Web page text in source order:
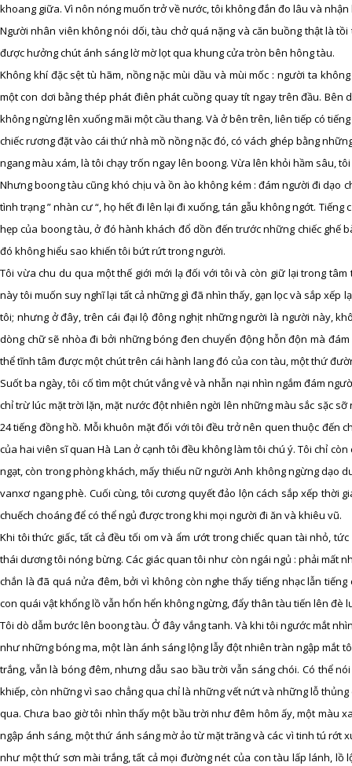
khoang giữa. Vì nôn nóng muốn trở về nước, tôi không đắn đo lâu và nhận
Người nhân viên không nói dối, tàu chở quá nặng và căn buồng thật là
được hưởng chút ánh sáng lờ mờ lọt qua khung cửa tròn bên hông tàu.
Không khí đặc sệt tù hãm, nồng nặc mùi dầu và mùi mốc : người ta
một con dơi bằng thép phát điên phát cuồng quay tít ngay trên đầu.
không ngừng lên xuống mãi một cầu thang. Và ở bên trên, liên tiếp có
chiếc rương đặt vào cái thứ nhà mồ nồng nặc đó, có vách ghép bằng
ngang màu xám, là tôi chạy trốn ngay lên boong. Vừa lên khỏi hầm sâu,
Nhưng boong tàu cũng khó chịu và ồn ào không kém : đám người đi dạo
tình trạng ” nhàn cư “, họ hết đi lên lại đi xuống, tán gẫu không ngớt.
hẹp của boong tàu, ở đó hành khách đổ dồn đến trước những chiếc ghế
đó không hiểu sao khiến tôi bứt rứt trong người.
Tôi vừa chu du qua một thế giới mới lạ đối với tôi và còn giữ lại trong
này tôi muốn suy nghĩ lại tất cả những gì đã nhìn thấy, gạn lọc và sắp
tôi; nhưng ở đây, trên cái đại lộ đông nghịt những người là người này,
dòng chữ sẽ nhòa đi bởi những bóng đen chuyển động hỗn độn mà
thể tĩnh tâm được một chút trên cái hành lang đó của con tàu, một thứ
Suốt ba ngày, tôi cố tìm một chút vắng vẻ và nhẫn nại nhìn ngắm đám
chỉ trừ lúc mặt trời lặn, mặt nước đột nhiên ngời lên những màu sắc sặc
24 tiếng đồng hồ. Mỗi khuôn mặt đối với tôi đều trở nên quen thuộc đến
của hai viên sĩ quan Hà Lan ở cạnh tôi đều không làm tôi chú ý. Tôi chỉ
ngạt, còn trong phòng khách, mấy thiếu nữ người Anh không ngừng dạo
vanxơ ngang phè. Cuối cùng, tôi cương quyết đảo lộn cách sắp xếp thời
chuếch choáng để có thể ngủ được trong khi mọi người đi ăn và khiêu vũ.
Khi tôi thức giấc, tất cả đều tối om và ẩm ướt trong chiếc quan tài nhỏ,
thái dương tôi nóng bừng. Các giác quan tôi như còn ngái ngủ : phải mất
chắn là đã quá nửa đêm, bởi vì không còn nghe thấy tiếng nhạc lẫn
con quái vật khổng lồ vẫn hổn hển không ngừng, đẩy thân tàu tiến lên đè
Tôi dò dẫm bước lên boong tàu. Ở đây vắng tanh. Và khi tôi ngước mắt
như những bóng ma, một làn ánh sáng lộng lẫy đột nhiên tràn ngập mắt
trắng, vẫn là bóng đêm, nhưng dẫu sao bầu trời vẫn sáng chói. Có thể
khiếp, còn những vì sao chẳng qua chỉ là những vết nứt và những lỗ
qua. Chưa bao giờ tôi nhìn thấy một bầu trời như đêm hôm ấy, một màu
ngập ánh sáng, một thứ ánh sáng mờ ảo từ mặt trăng và các vì tinh tú
như một thứ sơn mài trắng, tất cả mọi đường nét của con tàu lấp lánh,